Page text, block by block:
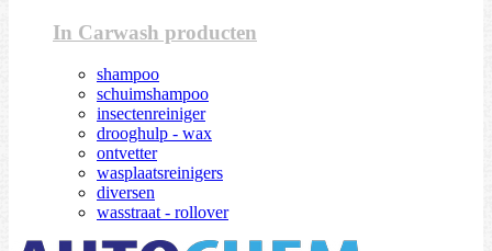
In Carwash producten
shampoo
schuimshampoo
insectenreiniger
drooghulp - wax
ontvetter
wasplaatsreinigers
diversen
wasstraat - rollover